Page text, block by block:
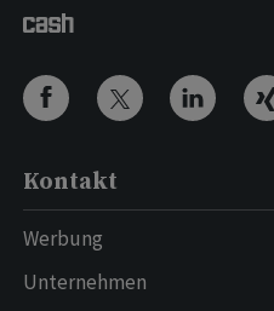
Kontakt
Werbung
Unternehmen